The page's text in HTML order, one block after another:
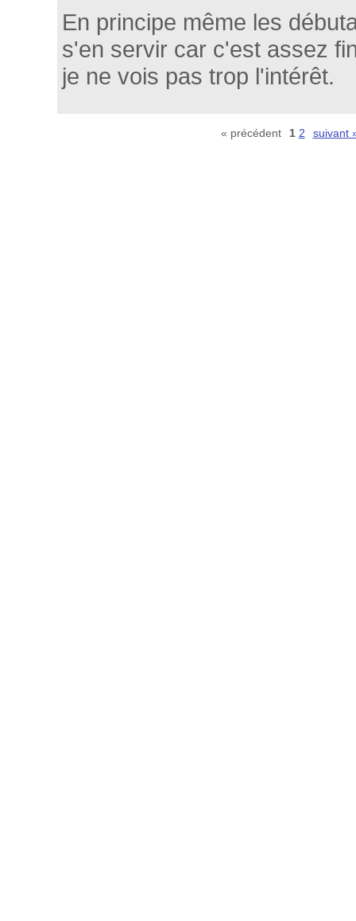
En principe même les
s'en servir car c'est assez
je ne vois pas trop l'intérêt.
« précédent 1 2 suivant